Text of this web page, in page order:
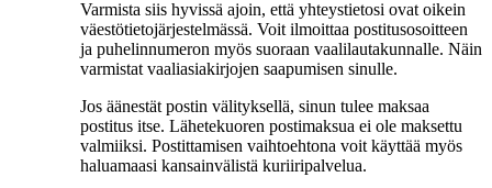
Varmista siis hyvissä ajoin, että yhteystietosi ovat oikein
väestötietojärjestelmässä. Voit ilmoittaa postitusosoitteen
ja puhelinnumeron myös suoraan vaalilautakunnalle. Näin
varmistat vaaliasiakirjojen saapumisen sinulle.
Jos äänestät postin välityksellä, sinun tulee maksaa
postitus itse. Lähetekuoren postimaksua ei ole maksettu
valmiiksi. Postittamisen vaihtoehtona voit käyttää myös
haluamaasi kansainvälistä kuriiripalvelua.